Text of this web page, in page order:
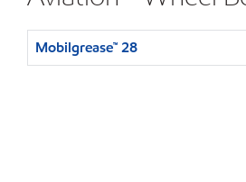
Mobilgrease™ 28